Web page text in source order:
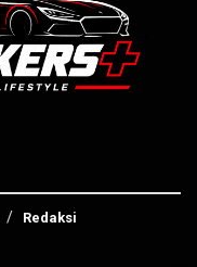
Redaksi